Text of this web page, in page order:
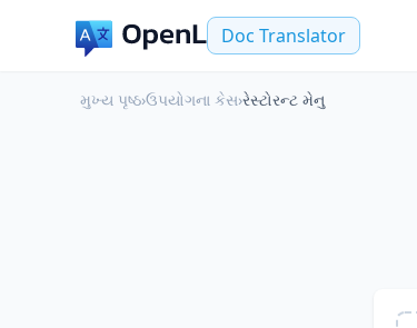
Doc Translator
મુખ્ય પૃષ્ઠ›ઉપયોગના કેસ›રેસ્ટોરન્ટ મેનુ